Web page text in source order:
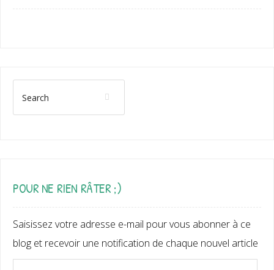
POUR NE RIEN RÂTER ;)
Saisissez votre adresse e-mail pour vous abonner à ce
blog et recevoir une notification de chaque nouvel article